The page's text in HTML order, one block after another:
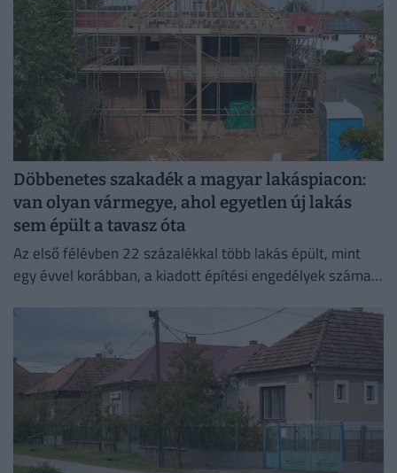
Döbbenetes szakadék a magyar lakáspiacon:
van olyan vármegye, ahol egyetlen új lakás
sem épült a tavasz óta
Az első félévben 22 százalékkal több lakás épült, mint
egy évvel korábban, a kiadott építési engedélyek száma